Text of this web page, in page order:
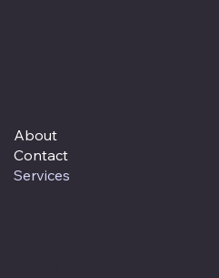
About
Contact
Services